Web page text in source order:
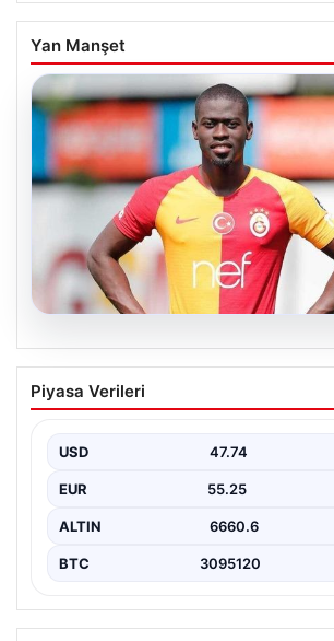
Yan Manşet
07.08.2026
Resmi imzayı attı!
adresi çok şaşırttı
Piyasa Verileri
USD 47.74
EUR 55.25
ALTIN 6660.6
BTC 3095120